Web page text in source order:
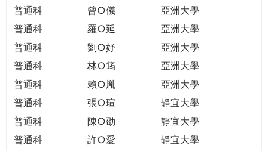
普通科
曾○儀
亞洲大學
普通科
羅○延
亞洲大學
普通科
劉○妤
亞洲大學
普通科
林○筠
亞洲大學
普通科
賴○胤
亞洲大學
普通科
張○瑄
靜宜大學
普通科
陳○劭
靜宜大學
普通科
許○愛
靜宜大學